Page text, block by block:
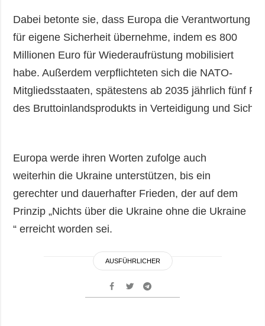
Dabei betonte sie, dass Europa die Verantwortung
für eigene Sicherheit übernehme, indem es 800
Millionen Euro für Wiederaufrüstung mobilisiert
habe. Außerdem verpflichteten sich die NATO-
Mitgliedsstaaten, spätestens ab 2035 jährlich fünf
des Bruttoinlandsprodukts in Verteidigung und
Europa werde ihren Worten zufolge auch
weiterhin die Ukraine unterstützen, bis ein
gerechter und dauerhafter Frieden, der auf dem
Prinzip „Nichts über die Ukraine ohne die Ukraine
“ erreicht worden sei.
AUSFÜHRLICHER